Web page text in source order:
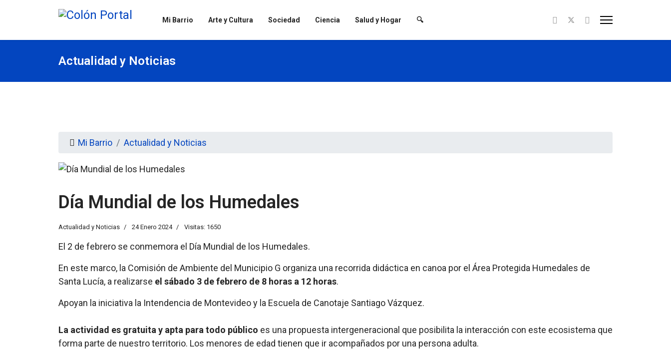
Mi Barrio Arte y Cultura Sociedad Ciencia Salud y Hogar 🔍
Actualidad y Noticias
Mi Barrio Actualidad y Noticias
Día Mundial de los Humedales
Actualidad y Noticias 24 Enero 2024 Visitas: 1650
El 2 de febrero se conmemora el Día Mundial de los Humedales.
En este marco, la Comisión de Ambiente del Municipio G organiza una recorrida didáctica en canoa por el Área Protegida Humedales de
Santa Lucía, a realizarse el sábado 3 de febrero de 8 horas a 12 horas.
Apoyan la iniciativa la Intendencia de Montevideo y la Escuela de Canotaje Santiago Vázquez.
La actividad es gratuita y apta para todo público es una propuesta intergeneracional que posibilita la interacción con este ecosistema que
forma parte de nuestro territorio. Los menores de edad tienen que ir acompañados por una persona adulta.